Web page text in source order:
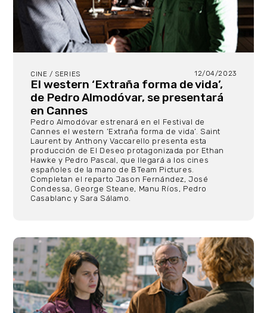
CINE / SERIES 12/04/2023
El western ‘Extraña forma de vida’,
de Pedro Almodóvar, se presentará
en Cannes
Pedro Almodóvar estrenará en el Festival de
Cannes el western ‘Extraña forma de vida’. Saint
Laurent by Anthony Vaccarello presenta esta
producción de El Deseo protagonizada por Ethan
Hawke y Pedro Pascal, que llegará a los cines
españoles de la mano de BTeam Pictures.
Completan el reparto Jason Fernández, José
Condessa, George Steane, Manu Ríos, Pedro
Casablanc y Sara Sálamo.